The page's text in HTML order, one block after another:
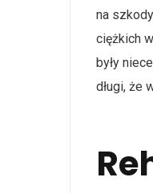
na
ciężkich
były
długi, że